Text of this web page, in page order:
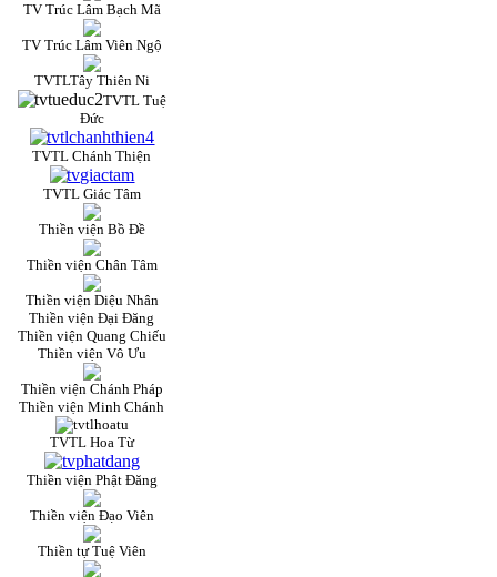
TV Trúc Lâm Bạch Mã
TV Trúc Lâm Viên Ngộ
TVTLTây Thiên Ni
TVTL Tuệ
Đức
TVTL Chánh Thiện
TVTL Giác Tâm
Thiền viện Bồ Đề
Thiền viện Chân Tâm
Thiền viện Diệu Nhân
Thiền viện Đại Đăng
Thiền viện Quang Chiếu
Thiền viện Vô Ưu
Thiền viện Chánh Pháp
Thiền viện Minh Chánh
TVTL Hoa Từ
Thiền viện Phật Đăng
Thiền viện Đạo Viên
Thiền tự Tuệ Viên